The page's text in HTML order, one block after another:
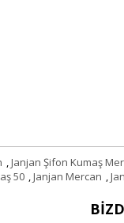
,Janjan Şifon Kumaş
50 ,Janjan Mercan ,